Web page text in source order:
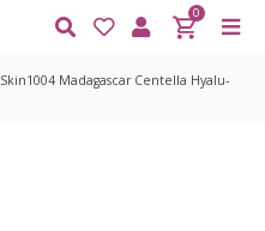
0
Skin1004 Madagascar Centella Hyalu-